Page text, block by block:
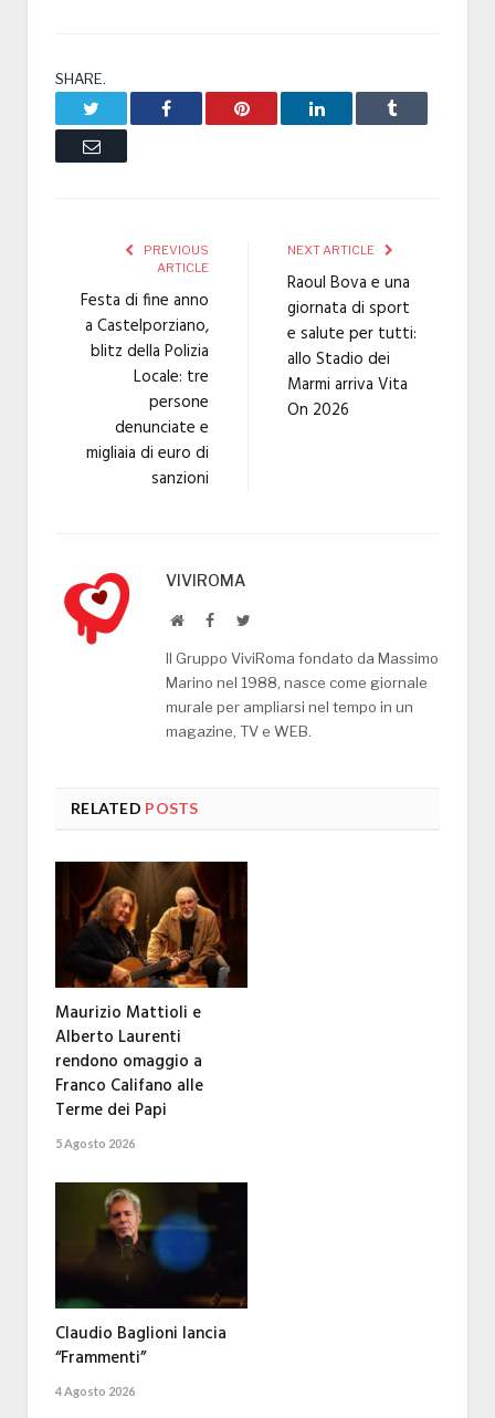
SHARE.
Facebook Pinterest LinkedIn Tumblr
Email
PREVIOUS
ARTICLE
Festa di fine anno
a Castelporziano,
blitz della Polizia
Locale: tre
persone
denunciate e
migliaia di euro di
sanzioni
NEXT ARTICLE
Raoul Bova e una
giornata di sport
e salute per tutti:
allo Stadio dei
Marmi arriva Vita
On 2026
VIVIROMA
WebsiteFacebookTwitter
Il Gruppo ViviRoma fondato da Massimo
Marino nel 1988, nasce come giornale
murale per ampliarsi nel tempo in un
magazine, TV e WEB.
RELATED POSTS
Maurizio Mattioli e
Alberto Laurenti
rendono omaggio a
Franco Califano alle
Terme dei Papi
5 Agosto 2026
Claudio Baglioni lancia
“Frammenti”
4 Agosto 2026